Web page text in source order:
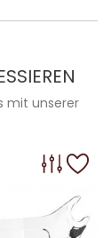
mit unserer